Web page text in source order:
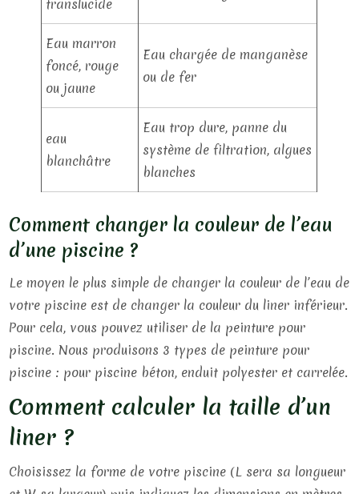
translucide
Eau marron
foncé, rouge
ou jaune
Eau chargée de manganèse
ou de fer
eau
blanchâtre
Eau trop dure, panne du
système de filtration, algues
blanches
Comment changer la couleur de l’eau
d’une piscine ?
Le moyen le plus simple de changer la couleur de l’eau de
votre piscine est de changer la couleur du liner inférieur.
Pour cela, vous pouvez utiliser de la peinture pour
piscine. Nous produisons 3 types de peinture pour
piscine : pour piscine béton, enduit polyester et carrelée.
Comment calculer la taille d’un
liner ?
Choisissez la forme de votre piscine (L sera sa longueur